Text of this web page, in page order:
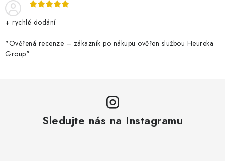
p
r
k
y
+ rychlé dodání
"Ověřená recenze – zákazník po nákupu ověřen službou Heureka
Group"
Sledujte nás na Instagramu